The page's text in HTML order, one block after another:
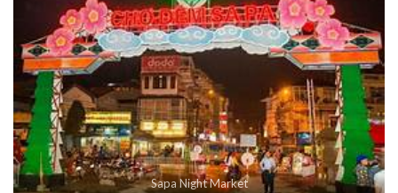
Sapa Night Market